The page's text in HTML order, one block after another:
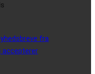
fra
accepterer